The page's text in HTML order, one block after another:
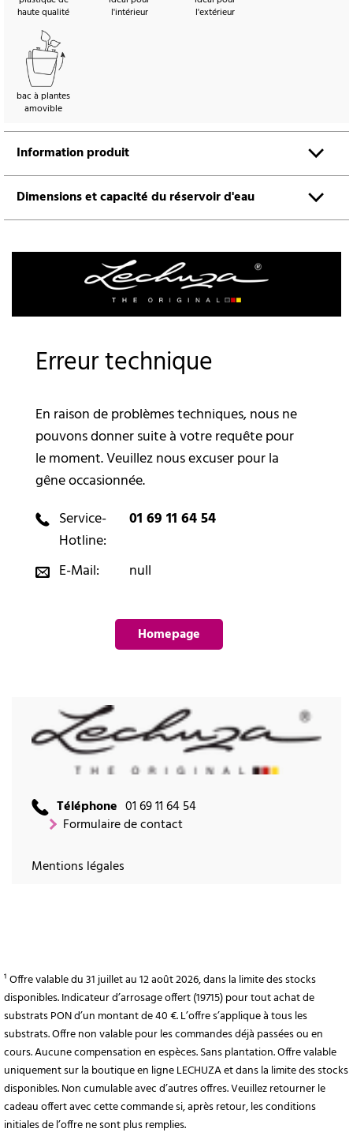
haute qualité
l'intérieur
l'extérieur
bac à plantes
amovible
Information produit
Dimensions et capacité du réservoir d'eau
Erreur technique
En raison de problèmes techniques, nous ne
pouvons donner suite à votre requête pour
le moment. Veuillez nous excuser pour la
gêne occasionnée.
Service-
Hotline:
01 69 11 64 54
E-Mail: null
Homepage
Téléphone 01 69 11 64 54
Formulaire de contact
Mentions légales
¹ Offre valable du 31 juillet au 12 août 2026, dans la limite des stocks
disponibles. Indicateur d’arrosage offert (19715) pour tout achat de
substrats PON d’un montant de 40 €. L’offre s’applique à tous les
substrats. Offre non valable pour les commandes déjà passées ou en
cours. Aucune compensation en espèces. Sans plantation. Offre valable
uniquement sur la boutique en ligne LECHUZA et dans la limite des stocks
disponibles. Non cumulable avec d’autres offres. Veuillez retourner le
cadeau offert avec cette commande si, après retour, les conditions
initiales de l’offre ne sont plus remplies.